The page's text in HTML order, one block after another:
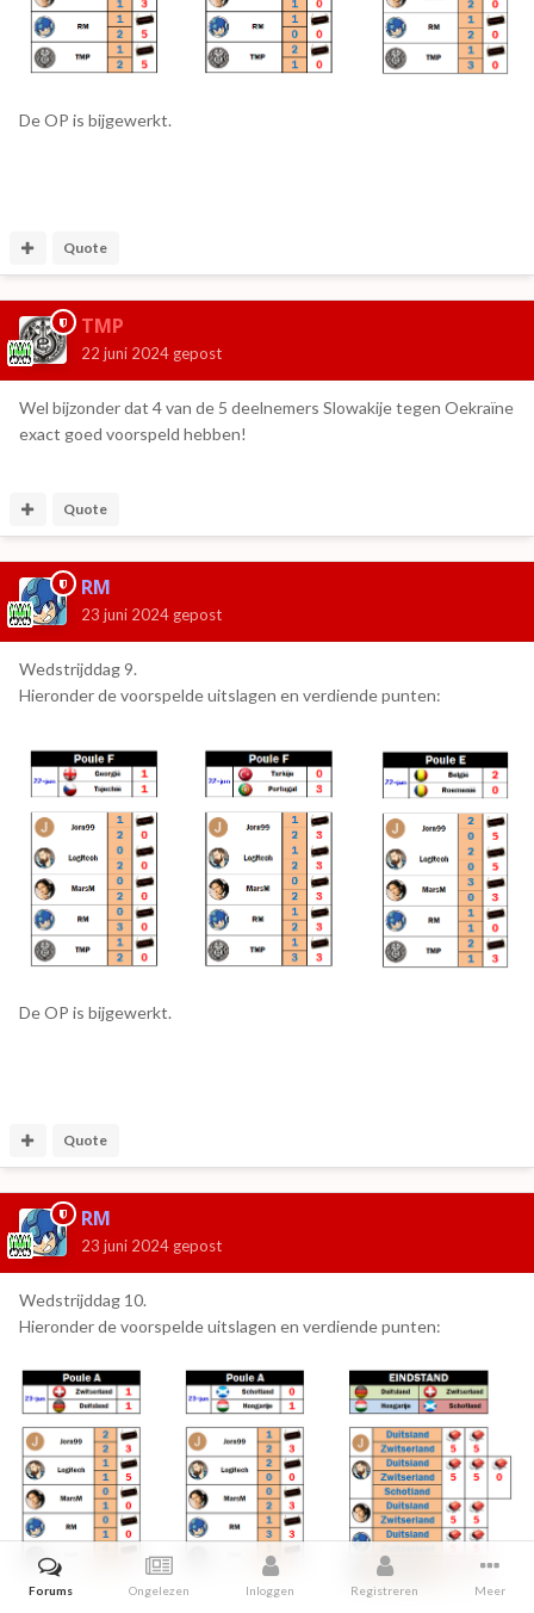
De OP is bijgewerkt.
Quote
TMP
22 juni 2024 gepost
Wel bijzonder dat 4 van de 5 deelnemers Slowakije tegen Oekraïne
exact goed voorspeld hebben!
Quote
RM
23 juni 2024 gepost
Wedstrijddag 9.
Hieronder de voorspelde uitslagen en verdiende punten:
De OP is bijgewerkt.
Quote
RM
23 juni 2024 gepost
Wedstrijddag 10.
Hieronder de voorspelde uitslagen en verdiende punten:
Forums Ongelezen Inloggen Registreren Meer